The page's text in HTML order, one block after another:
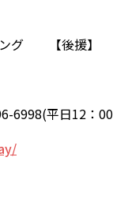
ング 【後援】
6998(平日12：